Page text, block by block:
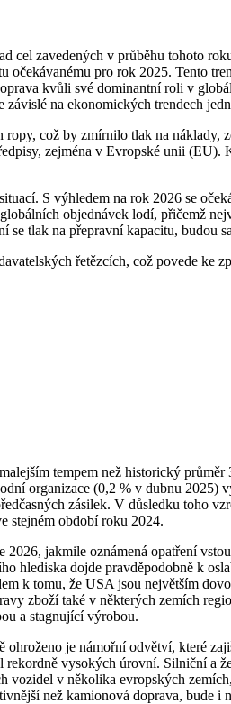
cel zavedených v průběhu tohoto
očekávanému pro rok 2025. Tento
kvůli své dominantní roli v
na ekonomických trendech
což by zmírnilo tlak na
zejména v Evropské unii
S výhledem na rok 2026 se
objednávek lodí, přičemž
tlak na přepravní kapacitu, budou
řetězcích, což povede ke
tempem než historický
organizace (0,2 % v dubnu
zásilek. V důsledku toho
stejném období roku 2024.
jakmile oznámená opatření
hlediska dojde pravděpodobně k
k tomu, že USA jsou největším
zboží také v některých zemích
a stagnující výrobou.
je námořní odvětví, které
vysokých úrovní. Silniční a
v několika evropských
než kamionová doprava, bude